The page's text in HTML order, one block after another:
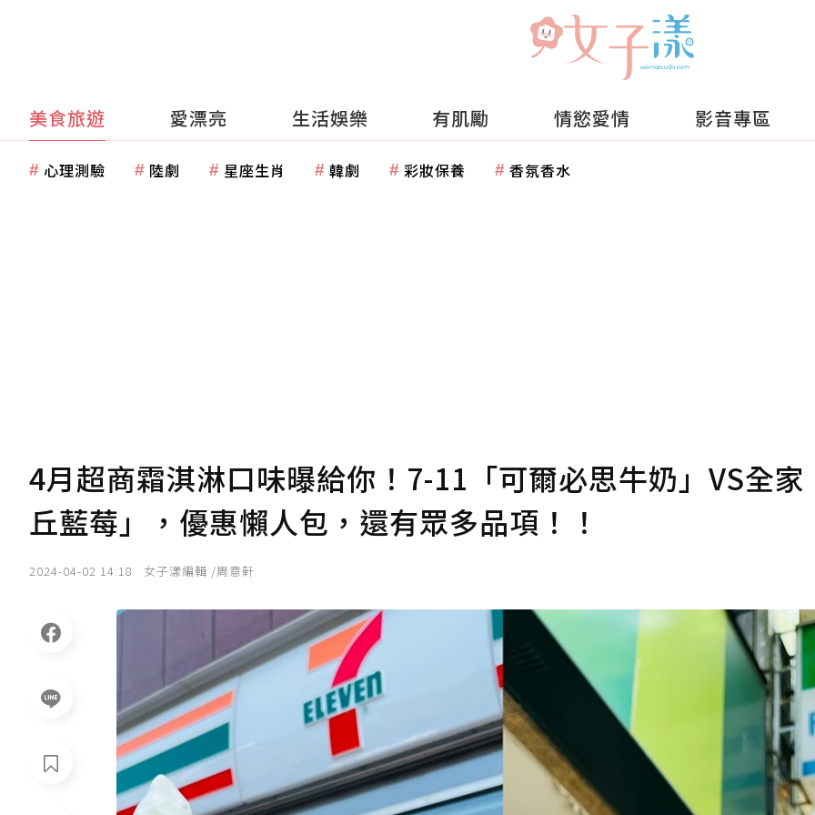
美食旅遊 愛漂亮 生活娛樂 有肌勵 情慾愛情 影音專區
心理測驗 陸劇 星座生肖 韓劇 彩妝保養 香氛香水
4月超商霜淇淋口味曝給你！7-11「可爾必思牛奶」VS全家
丘藍莓」，優惠懶人包，還有眾多品項！！
2024-04-02 14:18 女子漾編輯 /周意軒